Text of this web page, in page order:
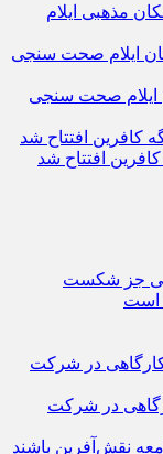
۲۲۸ مسجد و مکان مذهبی ایلام
ایلام صحت سنجی
افتتاح شد
جز شکست
است
در شرکت